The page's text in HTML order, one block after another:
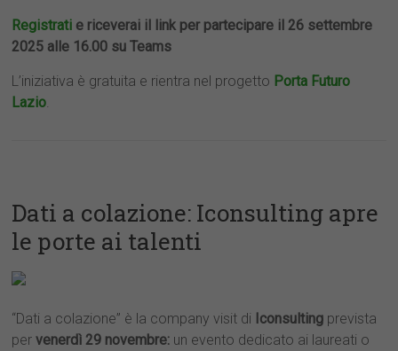
Registrati e riceverai il link per partecipare il 26 settembre
2025 alle 16.00 su Teams
L’iniziativa è gratuita e rientra nel progetto Porta Futuro
Lazio
Dati a colazione: Iconsulting apre
le porte ai talenti
“Dati a colazione” è la company visit di Iconsulting prevista
pervenerdì 29 novembre: un evento dedicato ai laureati o